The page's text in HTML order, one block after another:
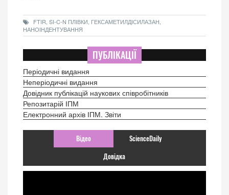
FTIR, SI-C-N ПЛІВКИ, ГЕКСАМЕТИЛДІСИЛАЗАН,
НАНОІНДЕНТУВАННЯ
ПУБЛІКАЦІЇ
Періодичні видання
Неперіодичні видання
Довідник публікацій наукових співробітників
Репозитарій ІПМ
Електронний архів ІПМ. Звіти
Відео ScienceDaily
Довідка